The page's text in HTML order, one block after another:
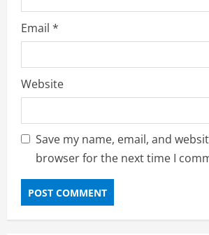
Email *
Website
Save my name, email, and
browser for the next time I